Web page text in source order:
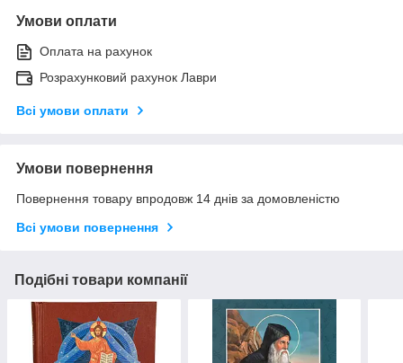
Умови оплати
Оплата на рахунок
Розрахунковий рахунок Лаври
Всі умови оплати
Умови повернення
Повернення товару впродовж 14 днів за домовленістю
Всі умови повернення
Подібні товари компанії